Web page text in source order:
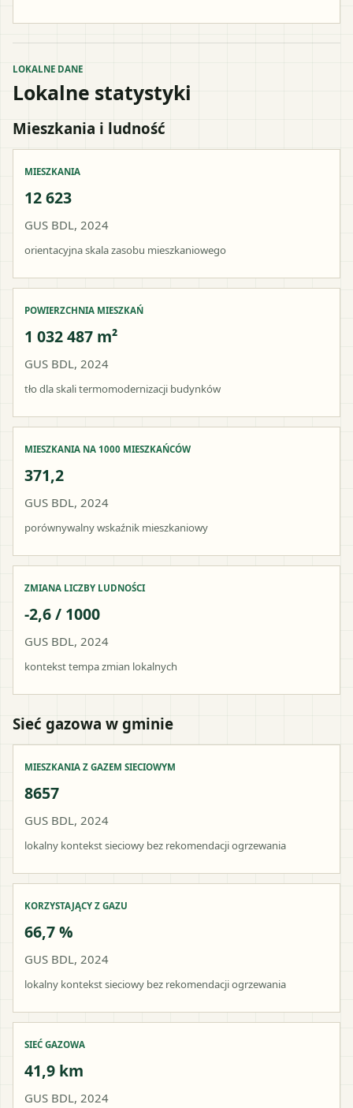
LOKALNE DANE
Lokalne statystyki
Mieszkania i ludność
MIESZKANIA
12 623
GUS BDL, 2024
orientacyjna skala zasobu mieszkaniowego
POWIERZCHNIA MIESZKAŃ
1 032 487 m²
GUS BDL, 2024
tło dla skali termomodernizacji budynków
MIESZKANIA NA 1000 MIESZKAŃCÓW
371,2
GUS BDL, 2024
porównywalny wskaźnik mieszkaniowy
ZMIANA LICZBY LUDNOŚCI
-2,6 / 1000
GUS BDL, 2024
kontekst tempa zmian lokalnych
Sieć gazowa w gminie
MIESZKANIA Z GAZEM SIECIOWYM
8657
GUS BDL, 2024
lokalny kontekst sieciowy bez rekomendacji ogrzewania
KORZYSTAJĄCY Z GAZU
66,7 %
GUS BDL, 2024
lokalny kontekst sieciowy bez rekomendacji ogrzewania
SIEĆ GAZOWA
41,9 km
GUS BDL, 2024